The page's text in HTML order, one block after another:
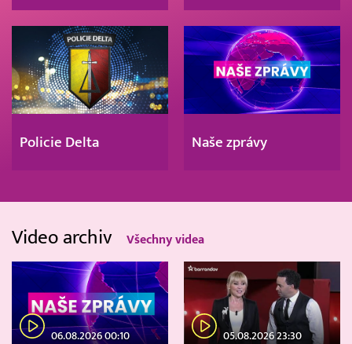
Policie Delta Naše zprávy
Video archiv Všechny videa
06.08.2026 00:10 05.08.2026 23:30